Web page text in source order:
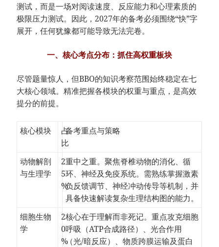
测试，而是一场对阅读速度、反应能力和心理素质的
极限压力测试。因此，2027年的备考必须围绕“快”字
展开，任何犹豫都可能导致无法完卷。
一、核心考点分布：抓住高权重板块
尽管题量惊人，但BBO的知识考察范围始终稳定在七
大核心领域。精准把握各模块的权重与重点，是高效
提分的前提。
核心模块
占
比
备考重点与策略
动物解剖
与生理学
2
5
%
重中之重。聚焦脊椎动物的消化、循
环、神经及免疫系统。需熟练掌握激素
负反馈调节、神经冲动传导等机制，并
具备快速解读复杂生理结构图的能力。
细胞生物
学
2
0
%
核心在于理解而非死记。重点攻克细胞
呼吸（ATP合成路径）、光合作用
（光/暗反应）、物质跨膜运输及蛋白